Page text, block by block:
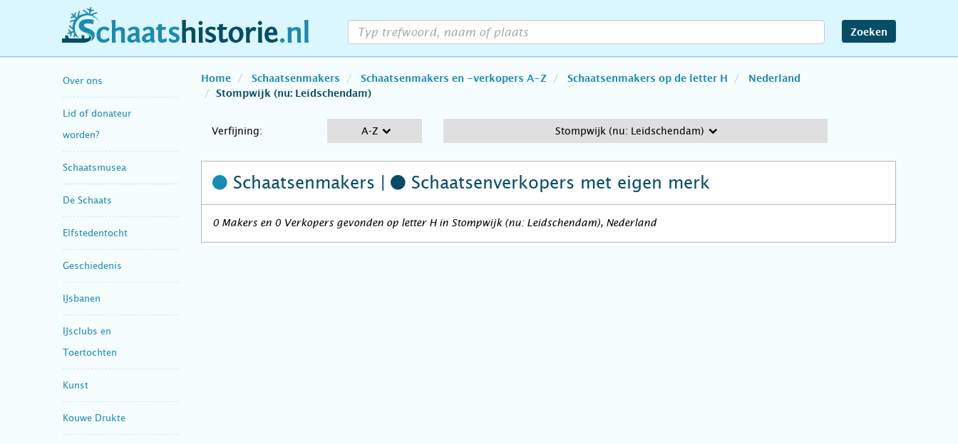
schaatshistorie.nl Zoeken
Over ons
Lid of donateur
worden?
Schaatsmusea
De Schaats
Elfstedentocht
Geschiedenis
IJsbanen
IJsclubs en
Toertochten
Kunst
Kouwe Drukte
Home Schaatsenmakers Schaatsenmakers en -verkopers A-Z Schaatsenmakers op de letter H
Nederland
Stompwijk (nu: Leidschendam)
Verfijning: A-Z Stompwijk (nu: Leidschendam)
Schaatsenmakers | Schaatsenverkopers met eigen merk
0 Makers en 0 Verkopers gevonden op letter H in Stompwijk (nu: Leidschendam), Nederland